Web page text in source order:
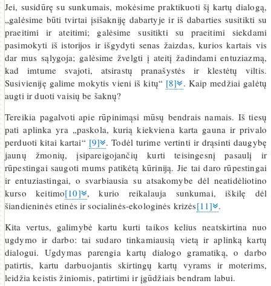
Jei, susidūrę su sunkumais, mokėsime praktikuoti šį kartų dialogą,
„galėsime būti tvirtai įsišakniję dabartyje ir iš dabarties susitikti su
praeitimi ir ateitimi; galėsime susitikti su praeitimi siekdami
pasimokyti iš istorijos ir išgydyti senas žaizdas, kurios kartais vis
dar mus sąlygoja; galėsime žvelgti į ateitį žadindami entuziazmą,
kad imtume svajoti, atsirastų pranašystės ir klestėtų viltis.
Susivieniję galime mokytis vieni iš kitų“ [8] . Kaip medžiai galėtų
augti ir duoti vaisių be šaknų?
Tereikia pagalvoti apie rūpinimąsi mūsų bendrais namais. Iš tiesų
pati aplinka yra „paskola, kurią kiekviena karta gauna ir privalo
perduoti kitai kartai“ [9] . Todėl turime vertinti ir drąsinti daugybę
jaunų žmonių, įsipareigojančių kurti teisingesnį pasaulį ir
rūpestingai saugoti mums patikėtą kūriniją. Jie tai daro rūpestingai
ir entuziastingai, o svarbiausia su atsakomybe dėl neatidėliotino
kurso keitimo[10] , kurio reikalauja sunkumai, iškilę dėl
šiandieninės etinės ir socialinės-ekologinės krizės[11] .
Kita vertus, galimybė kartu kurti taikos kelius neatskirtina nuo
ugdymo ir darbo: tai sudaro tinkamiausią vietą ir aplinką kartų
dialogui. Ugdymas parengia kartų dialogo gramatiką, o darbo
patirtis, kartu darbuojantis skirtingų kartų vyrams ir moterims,
leidžia keistis žiniomis, patirtimi ir įgūdžiais bendram labui.